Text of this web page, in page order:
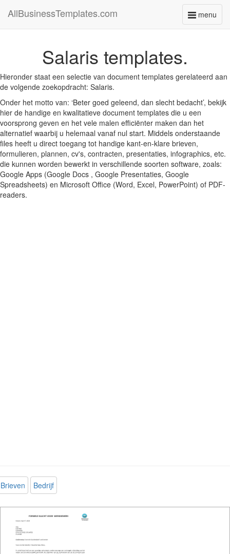
menu
Toggle
AllBusinessTemplates.com
Salaris templates.
Hieronder staat een selectie van document templates gerelateerd aan
de volgende zoekopdracht: Salaris.
Onder het motto van: ‘Beter goed geleend, dan slecht bedacht’, bekijk
hier de handige en kwalitatieve document templates die u een
voorsprong geven en het vele malen efficiënter maken dan het
alternatief waarbij u helemaal vanaf nul start. Middels onderstaande
files heeft u direct toegang tot handige kant-en-klare brieven,
formulieren, plannen, cv's, contracten, presentaties, infographics, etc.
die kunnen worden bewerkt in verschillende soorten software, zoals:
Google Apps (Google Docs , Google Presentaties, Google
Spreadsheets) en Microsoft Office (Word, Excel, PowerPoint) of PDF-
readers.
Brieven Bedrijf